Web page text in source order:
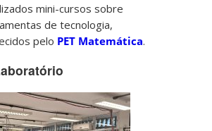
mini-cursos sobre
de tecnologia,
pelo PET Matemática.